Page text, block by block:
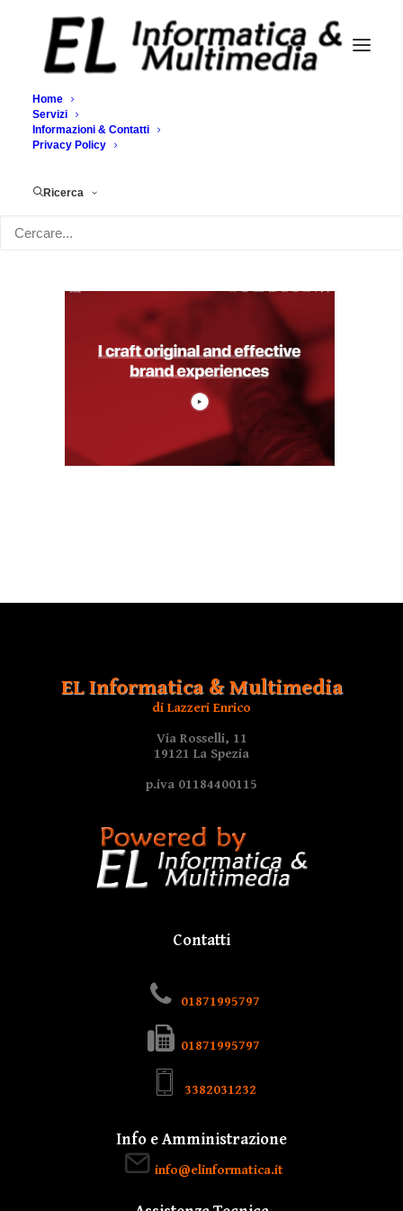
Home
Servizi
Informazioni & Contatti
Privacy Policy
Ricerca
Demo media 1834856693
EL Informatica & Multimedia
di Lazzeri Enrico
Via Rosselli, 11
19121 La Spezia
p.iva 01184400115
Contatti
01871995797
01871995797
3382031232
Info e Amministrazione
info@elinformatica.it